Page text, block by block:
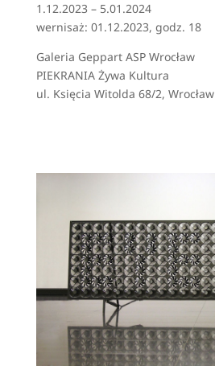
1.12.2023 – 5.01.2024
wernisaż: 01.12.2023, godz. 18
Galeria Geppart ASP Wrocław
PIEKRANIA Żywa Kultura
ul. Księcia Witolda 68/2, Wrocław